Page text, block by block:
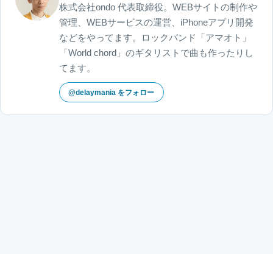
株式会社ondo 代表取締役。WEBサイトの制作や
管理、WEBサービスの運営、iPhoneアプリ開発
などをやってます。ロックバンド「アマオト」
「World chord」のギタリストで曲も作ったりし
てます。
@delaymania をフォロー